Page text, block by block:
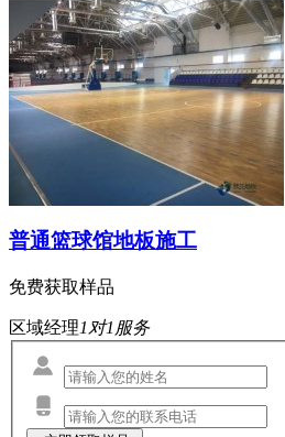
普通篮球馆地板施工
免费获取样品
区域经理1对1服务